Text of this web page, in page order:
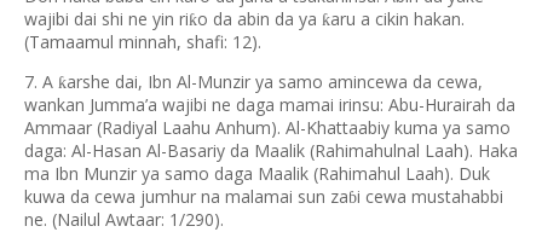
wajibi dai shi ne yin riƙo da abin da ya ƙaru a cikin hakan.
(Tamaamul minnah, shafi: 12).
7. A ƙarshe dai, Ibn Al-Munzir ya samo amincewa da cewa,
wankan Jumma’a wajibi ne daga mamai irinsu: Abu-Hurairah da
Ammaar (Radiyal Laahu Anhum). Al-Khattaabiy kuma ya samo
daga: Al-Hasan Al-Basariy da Maalik (Rahimahulnal Laah). Haka
ma Ibn Munzir ya samo daga Maalik (Rahimahul Laah). Duk
kuwa da cewa jumhur na malamai sun zaɓi cewa mustahabbi
ne. (Nailul Awtaar: 1/290).